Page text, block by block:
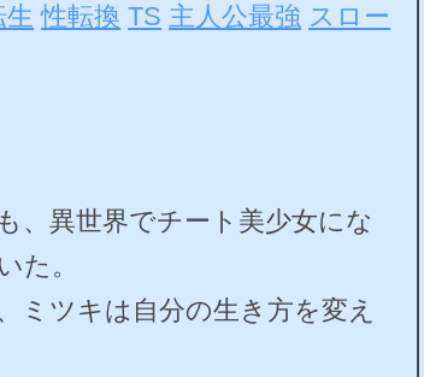
生 性転換 TS 主人公最強 スロー
、異世界でチート美少女にな
た。
ミツキは自分の生き方を変え